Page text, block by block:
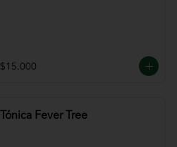
$15.000
Tónica Fever Tree